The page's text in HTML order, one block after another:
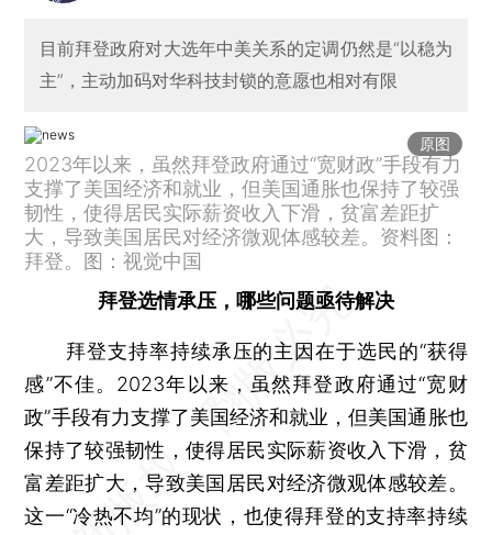
CD经济部、早稻田大学政治经济学院，专注全球和中国宏观
经济与金融市场研究。2023年10月参加国务院总理主持召开
的经济形势专家和企业家座谈会，就经济工作建言献策。
目前拜登政府对大选年中美关系的定调仍然是“以稳为
主”，主动加码对华科技封锁的意愿也相对有限
原图
2023年以来，虽然拜登政府通过“宽财政”手段有力
支撑了美国经济和就业，但美国通胀也保持了较强
韧性，使得居民实际薪资收入下滑，贫富差距扩
大，导致美国居民对经济微观体感较差。资料图：
拜登。图：视觉中国
拜登选情承压，哪些问题亟待解决
拜登支持率持续承压的主因在于选民的“获得
感”不佳。2023年以来，虽然拜登政府通过“宽财
政”手段有力支撑了美国经济和就业，但美国通胀也
保持了较强韧性，使得居民实际薪资收入下滑，贫
富差距扩大，导致美国居民对经济微观体感较差。
这一“冷热不均”的现状，也使得拜登的支持率持续